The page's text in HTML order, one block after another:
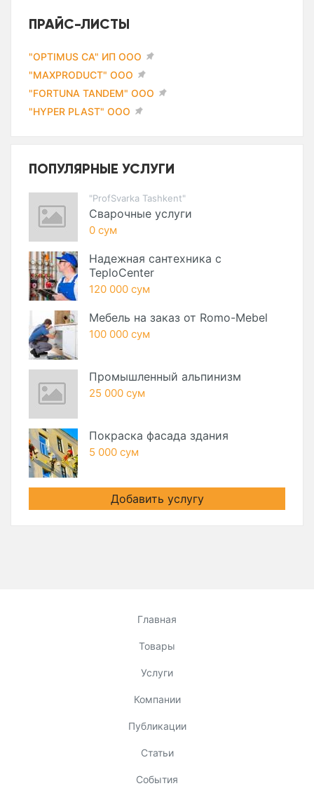
ПРАЙС-ЛИСТЫ
"OPTIMUS CA" ИП ООО
"MAXPRODUCT" ООО
"FORTUNA TANDEM" ООО
"HYPER PLAST" ООО
ПОПУЛЯРНЫЕ УСЛУГИ
"ProfSvarka Tashkent"
Сварочные услуги
0 сум
Надежная сантехника с
TeploCenter
120 000 сум
Мебель на заказ от Romo-Mebel
100 000 сум
Промышленный альпинизм
25 000 сум
Покраска фасада здания
5 000 сум
Добавить услугу
Главная
Товары
Услуги
Компании
Публикации
Статьи
События